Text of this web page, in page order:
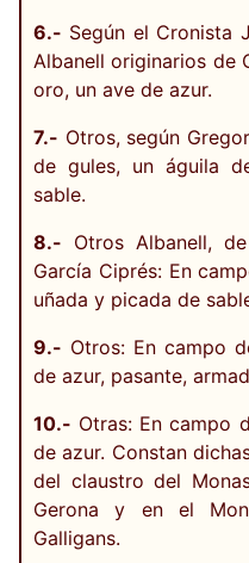
6.- Según el Cronista
Albanell originarios de
oro, un ave de azur.
7.- Otros, según
de gules, un águila
sable.
8.- Otros Albanell,
García Ciprés: En
uñada y picada de
9.- Otros: En campo
de azur, pasante,
10.- Otras: En campo
de azur. Constan
del claustro del
Gerona y en el
Galligans.